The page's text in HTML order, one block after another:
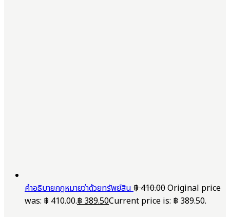
คำอธิบายกฎหมายว่าด้วยทรัพย์สิน ฿410.00Original price
was: ฿ 410.00.฿ 389.50Current price is: ฿ 389.50.